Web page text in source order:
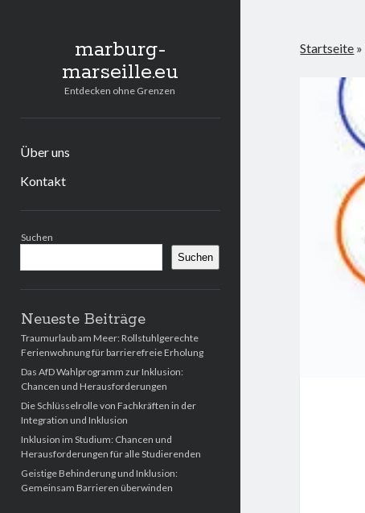
marburg-
marseille.eu
Entdecken ohne Grenzen
Über uns
Kontakt
Suchen
Suchen
Neueste Beiträge
Traumurlaub am Meer: Rollstuhlgerechte
Ferienwohnung für barrierefreie Erholung
Das AfD Wahlprogramm zur Inklusion:
Chancen und Herausforderungen
Die Schlüsselrolle von Fachkräften in der
Integration und Inklusion
Inklusion im Studium: Chancen und
Herausforderungen für alle Studierenden
Geistige Behinderung und Inklusion:
Gemeinsam Barrieren überwinden
Startseite »